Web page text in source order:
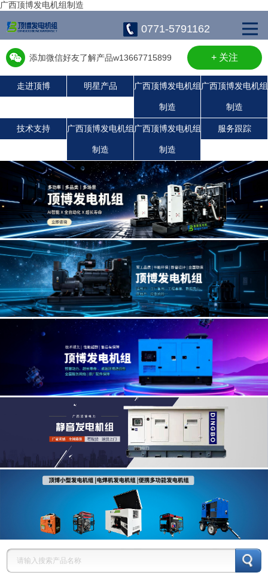
广西顶博发电机组制造
0771-5791162
添加微信好友了解产品w13667715899 + 关注
走进顶博 明星产品 广西顶博发电机组
制造
广西顶博发电机组
制造
技术支持 广西顶博发电机组
制造
广西顶博发电机组
制造
服务跟踪
静音发电机组
潍柴发电机组
广西顶博发电机组制造:珀金斯发电机组
广西顶博发电机组制造:沃尔沃发电机组
康明斯广西顶博发电机组制造
上柴发电机组
广西顶博发电机组制造:玉柴发电机组